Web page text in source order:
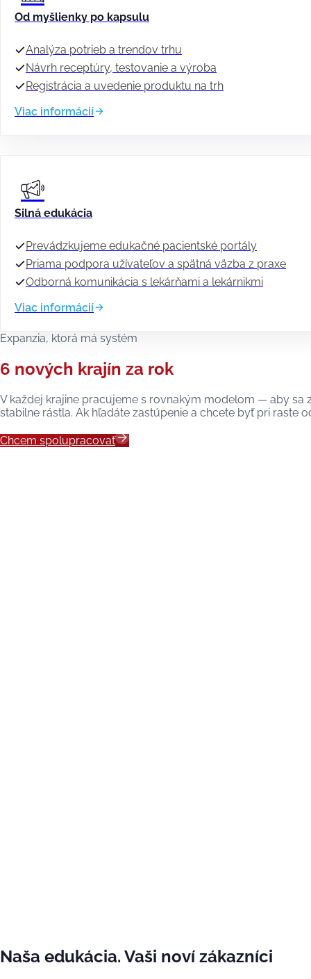
Vyvíjame a klinicky overujeme vlastné produkty
Od myšlienky po kapsulu
Analýza potrieb a trendov trhu
Návrh receptúry, testovanie a výroba
Registrácia a uvedenie produktu na trh
Viac informácií
Silná edukácia
Prevádzkujeme edukačné pacientské portály
Priama podpora užívateľov a spätná väzba z praxe
Odborná komunikácia s lekárňami a lekárnikmi
Viac informácií
Expanzia, ktorá má systém
6 nových krajín za rok
V každej krajine pracujeme s rovnakým modelom — aby sa
stabilne rástla. Ak hľadáte zastúpenie a chcete byť pri raste
Chcem spolupracovať
Naša edukácia. Vaši noví zákazníci